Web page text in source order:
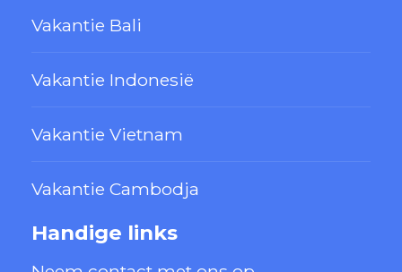
Vakantie Bali
Vakantie Indonesië
Vakantie Vietnam
Vakantie Cambodja
Handige links